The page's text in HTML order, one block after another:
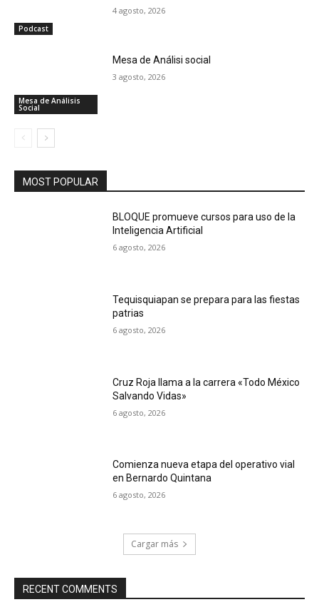
Podcast
4 agosto, 2026
Mesa de Análisis
Social
Mesa de Análisi social
3 agosto, 2026
MOST POPULAR
BLOQUE promueve cursos para uso de la
Inteligencia Artificial
6 agosto, 2026
Tequisquiapan se prepara para las fiestas
patrias
6 agosto, 2026
Cruz Roja llama a la carrera «Todo México
Salvando Vidas»
6 agosto, 2026
Comienza nueva etapa del operativo vial
en Bernardo Quintana
6 agosto, 2026
Cargar más
RECENT COMMENTS